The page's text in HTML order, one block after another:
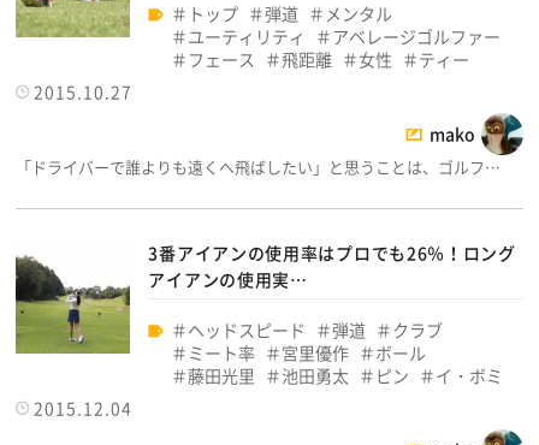
トップ 弾道
メンタル
ユーティリティ
アベレージゴルファー
フェース
飛距離 女性
ティー
2015.10.27
mako
「ドライバーで誰よりも遠くへ飛ばしたい」と思うことは、ゴルフ…
3番アイアンの使用率はプロでも26％！ロング
アイアンの使用実…
ヘッドスピード 弾道
クラブ
ミート率
宮里優作
ボール
藤田光里
池田勇太 ピン
イ・ボミ
2015.12.04